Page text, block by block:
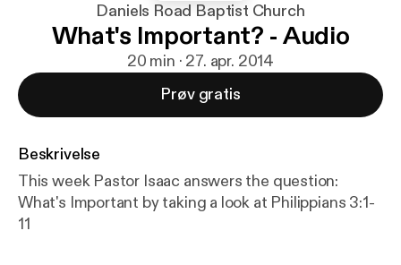
Daniels Road Baptist Church
What's Important? - Audio
20 min · 27. apr. 2014
Prøv gratis
Beskrivelse
This week Pastor Isaac answers the question:
What's Important by taking a look at Philippians 3:1-
11